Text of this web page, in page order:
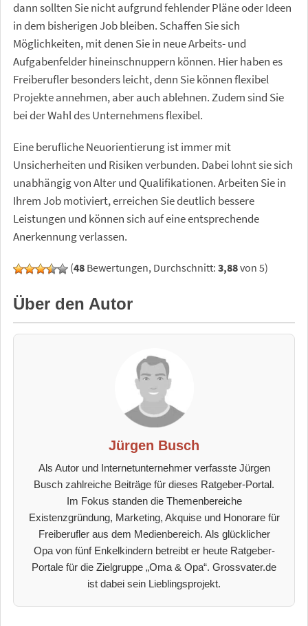
dann sollten Sie nicht aufgrund fehlender Pläne oder Ideen
in dem bisherigen Job bleiben. Schaffen Sie sich
Möglichkeiten, mit denen Sie in neue Arbeits- und
Aufgabenfelder hineinschnuppern können. Hier haben es
Freiberufler besonders leicht, denn Sie können flexibel
Projekte annehmen, aber auch ablehnen. Zudem sind Sie
bei der Wahl des Unternehmens flexibel.
Eine berufliche Neuorientierung ist immer mit
Unsicherheiten und Risiken verbunden. Dabei lohnt sie sich
unabhängig von Alter und Qualifikationen. Arbeiten Sie in
Ihrem Job motiviert, erreichen Sie deutlich bessere
Leistungen und können sich auf eine entsprechende
Anerkennung verlassen.
(48 Bewertungen, Durchschnitt: 3,88von 5)
Über den Autor
Jürgen Busch
Als Autor und Internetunternehmer verfasste Jürgen
Busch zahlreiche Beiträge für dieses Ratgeber-Portal.
Im Fokus standen die Themenbereiche
Existenzgründung, Marketing, Akquise und Honorare für
Freiberufler aus dem Medienbereich. Als glücklicher
Opa von fünf Enkelkindern betreibt er heute Ratgeber-
Portale für die Zielgruppe „Oma & Opa“. Grossvater.de
ist dabei sein Lieblingsprojekt.